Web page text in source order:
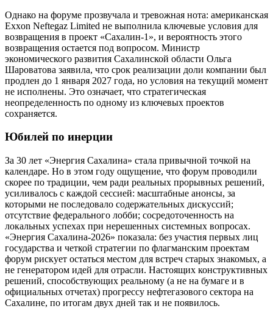
Однако на форуме прозвучала и тревожная нота: американская
Exxon Neftegaz Limited не выполнила ключевые условия для
возвращения в проект «Сахалин-1», и вероятность этого
возвращения остается под вопросом. Министр
экономического развития Сахалинской области Ольга
Шароватова заявила, что срок реализации доли компании был
продлен до 1 января 2027 года, но условия на текущий момент
не исполнены. Это означает, что стратегическая
неопределенность по одному из ключевых проектов
сохраняется.
Юбилей по инерции
За 30 лет «Энергия Сахалина» стала привычной точкой на
календаре. Но в этом году ощущение, что форум проводили
скорее по традиции, чем ради реальных прорывных решений,
усиливалось с каждой сессией: масштабные анонсы, за
которыми не последовало содержательных дискуссий;
отсутствие федерального лобби; сосредоточенность на
локальных успехах при нерешенных системных вопросах.
«Энергия Сахалина-2026» показала: без участия первых лиц
государства и четкой стратегии по флагманским проектам
форум рискует остаться местом для встреч старых знакомых, а
не генератором идей для отрасли. Настоящих конструктивных
решений, способствующих реальному (а не на бумаге и в
официальных отчетах) прогрессу нефтегазового сектора на
Сахалине, по итогам двух дней так и не появилось.